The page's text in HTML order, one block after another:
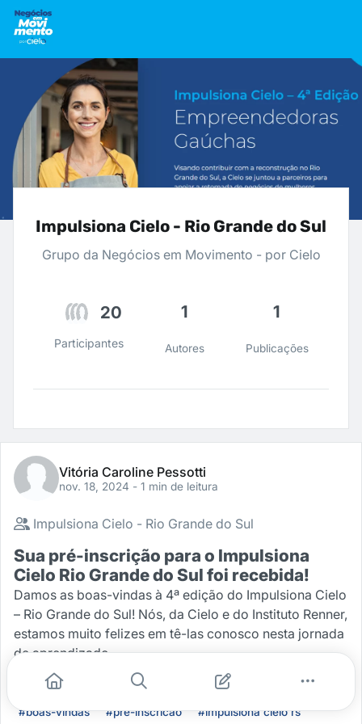
Impulsiona Cielo - Rio Grande do Sul
Grupo da Negócios em Movimento - por Cielo
20
Participantes
1
Autores
1
Publicações
Vitória Caroline Pessotti
nov. 18, 2024 - 1 min de leitura
Impulsiona Cielo - Rio Grande do Sul
Sua pré-inscrição para o Impulsiona
Cielo Rio Grande do Sul foi recebida!
Damos as boas-vindas à 4ª edição do Impulsiona Cielo
– Rio Grande do Sul! Nós, da Cielo e do Instituto Renner,
estamos muito felizes em tê-las conosco nesta jornada
de aprendizado
#boas-vindas #pre-inscricao #impulsiona cielo rs